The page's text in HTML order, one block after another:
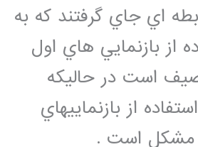
اي جاي گرفتند كه به
از بازنمايي هاي اول
است در حاليكه
از بازنماييهاي
مشكل است .